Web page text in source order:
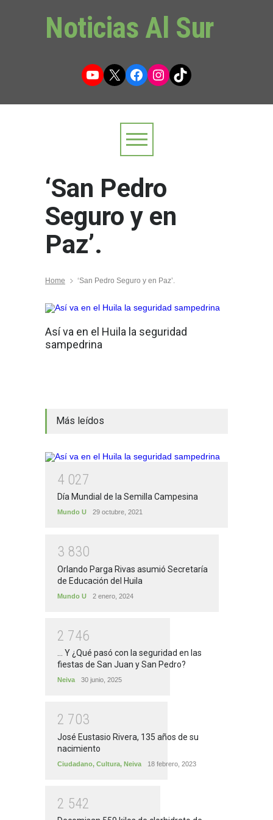
Noticias Al Sur
YouTube
X Facebook
Instagram
TikTok
‘San Pedro
Seguro y en
Paz’.
Home ‘San Pedro Seguro y en Paz’.
Así va en el Huila la seguridad
sampedrina
Más leídos
4 027
Día Mundial de la Semilla Campesina
Mundo U 29 octubre, 2021
3 830
Orlando Parga Rivas asumió Secretaría
de Educación del Huila
Mundo U 2 enero, 2024
2 746
... Y ¿Qué pasó con la seguridad en las
fiestas de San Juan y San Pedro?
Neiva 30 junio, 2025
2 703
José Eustasio Rivera, 135 años de su
nacimiento
Ciudadano, Cultura, Neiva 18 febrero, 2023
2 542